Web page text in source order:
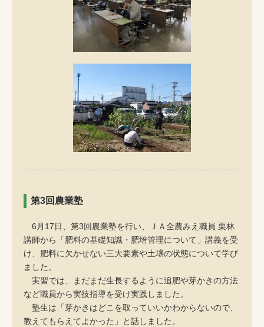
第3回農業塾
6月17日、第3回農業塾を行い、ＪＡ全農みえ職員 栗林
講師から「肥料の基礎知識・肥培管理について」講義を受
け、肥料に欠かせない三大要素や土壌の状態について学び
ました。
実習では、まだまだ生長するように追肥や芽かきの方法
など職員から実技指導を受け実践しました。
塾生は「芽かきはどこを取っていいかわからないので、
教えてもらえてよかった」と話しました。